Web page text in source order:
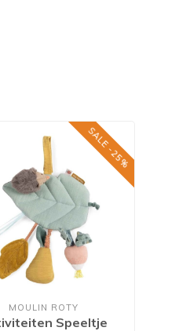
SALE -25%
MOULIN ROTY
Speeltje